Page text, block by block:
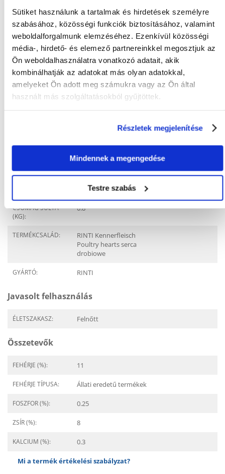
Sütiket használunk a tartalmak és hirdetések személyre
szabásához, közösségi funkciók biztosításához, valamint
weboldalforgalmunk elemzéséhez. Ezenkívül közösségi
média-, hirdető- és elemező partnereinkkel megosztjuk az
Ön weboldalhasználatra vonatkozó adatait, akik
kombinálhatják az adatokat más olyan adatokkal,
amelyeket Ön adott meg számukra vagy az Ön által
használt más szolgáltatásokból gyűjtöttek.
Részletek megjelenítése
Mindennek a megengedése
Testre szabás
20 kg: kb. 800 g / nap.
A napi szükséglet életkortól, aktivitástól és fajtától függően változik.
Kérjük, mindig gondoskodjon elegendő friss ivóvízről.
KÉRDEZZ TŐLÜNK!
Gyakori Kérdések (GYIK)
Univerzális
CSOMAG SÚLYA
(KG):
0.8
TERMÉKCSALÁD:
RINTI Kennerfleisch
Poultry hearts serca
drobiowe
GYÁRTÓ: RINTI
Javasolt felhasználás
ÉLETSZAKASZ: Felnőtt
Összetevők
FEHÉRJE (%): 11
FEHÉRJE TÍPUSA: Állati eredetű termékek
FOSZFOR (%): 0.25
ZSÍR (%): 8
KALCIUM (%): 0.3
Mi a termék értékelési szabályzat?